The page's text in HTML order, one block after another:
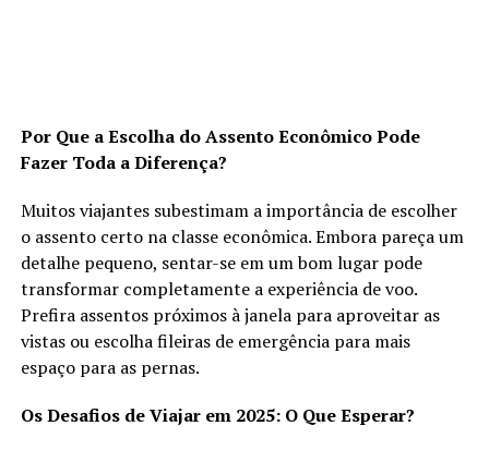
Por Que a Escolha do Assento Econômico Pode
Fazer Toda a Diferença?
Muitos viajantes subestimam a importância de escolher
o assento certo na classe econômica. Embora pareça um
detalhe pequeno, sentar-se em um bom lugar pode
transformar completamente a experiência de voo.
Prefira assentos próximos à janela para aproveitar as
vistas ou escolha fileiras de emergência para mais
espaço para as pernas.
Os Desafios de Viajar em 2025: O Que Esperar?